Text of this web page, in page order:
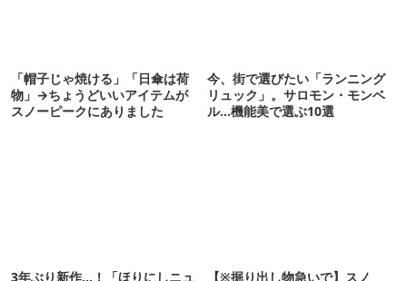
「帽子じゃ焼ける」「日傘は荷
物」→ちょうどいいアイテムが
スノーピークにありました
今、街で選びたい「ランニング
リュック」。サロモン・モンベ
ル…機能美で選ぶ10選
3年ぶり新作…！「ほりにしニュ
【※掘り出し物急いで】スノ